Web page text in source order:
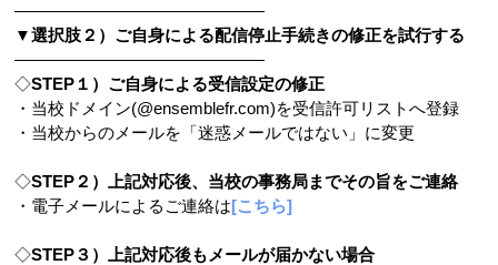
―――――――――――――――
▼選択肢２）ご自身による配信停止手続きの修正を試行する
―――――――――――――――
◇STEP１）ご自身による受信設定の修正
・当校ドメイン(@ensemblefr.com)を受信許可リストへ登録
・当校からのメールを「迷惑メールではない」に変更
◇STEP２）上記対応後、当校の事務局までその旨をご連絡
・電子メールによるご連絡は[こちら]
◇STEP３）上記対応後もメールが届かない場合